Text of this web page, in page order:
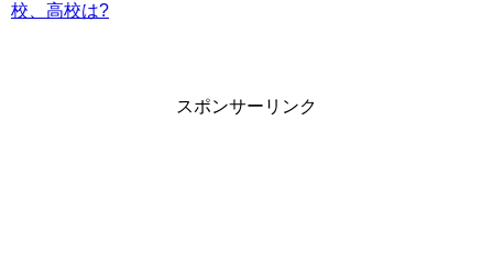
校、高校は?
スポンサーリンク